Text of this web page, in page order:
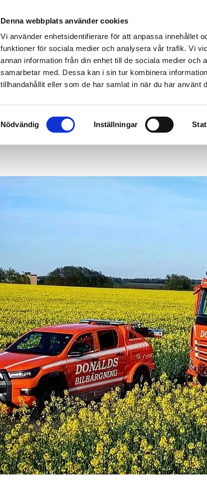
Denna webbplats använder cookies
Vi använder enhetsidentifierare för att anpassa innehållet
funktioner för sociala medier och analysera vår trafik. Vi
annan information från din enhet till de sociala medier och
samarbetar med. Dessa kan i sin tur kombinera
tillhandahållit eller som de har samlat in när du har använt
Nödvändig Inställningar
TMA BIL VÄGASSISTANS